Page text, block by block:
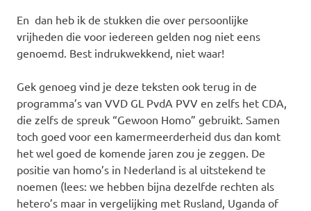
En dan heb ik de stukken die over persoonlijke
vrijheden die voor iedereen gelden nog niet eens
genoemd. Best indrukwekkend, niet waar!
Gek genoeg vind je deze teksten ook terug in de
programma’s van VVD GL PvdA PVV en zelfs het CDA,
die zelfs de spreuk “Gewoon Homo” gebruikt. Samen
toch goed voor een kamermeerderheid dus dan komt
het wel goed de komende jaren zou je zeggen. De
positie van homo’s in Nederland is al uitstekend te
noemen (lees: we hebben bijna dezelfde rechten als
hetero’s maar in vergelijking met Rusland, Uganda of